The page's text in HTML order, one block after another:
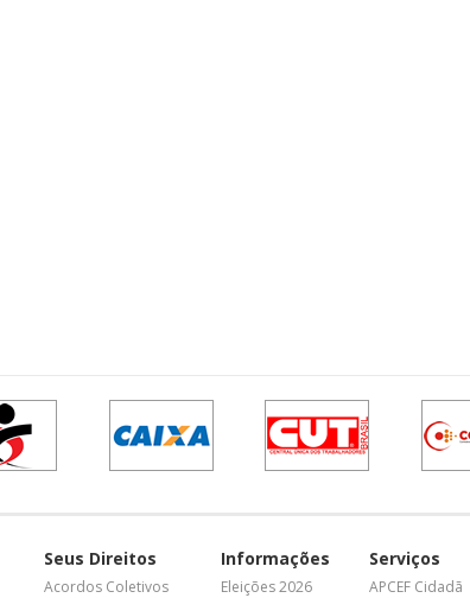
Seus Direitos
Acordos Coletivos
Informações
Eleições 2026
Serviços
APCEF Cidadã